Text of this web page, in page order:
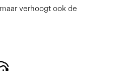
verhoogt ook de